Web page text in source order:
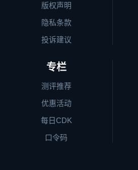
版权声明
隐私条款
投诉建议
专栏
测评推荐
优惠活动
每日CDK
口令码